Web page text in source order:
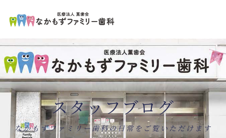
ペ
ー
先
頭
で
コ
ン
テ
ン
コ
ン
ツ
エ
リ
で
す
スタッフブログ
なかもずファミリー歯科の日常をご覧いただけます